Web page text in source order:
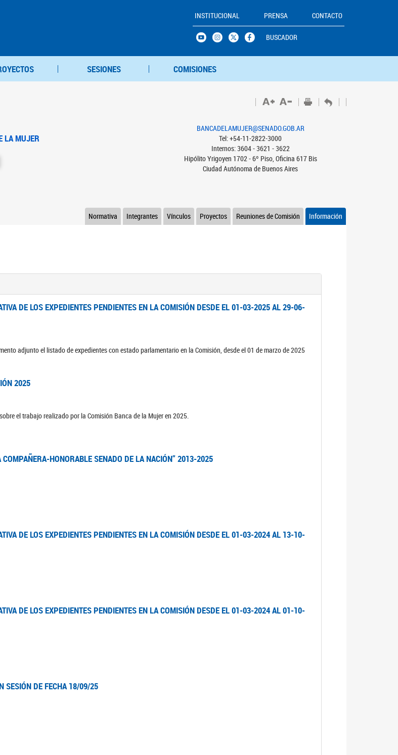
INSTITUCIONAL PRENSA CONTACTO
BUSCADOR
SESIONES COMISIONES
LA MUJER
BANCADELAMUJER@SENADO.GOB.AR
Tel: +54-11-2822-3000
Internos: 3604 - 3621 - 3622
Hipólito Yrigoyen 1702 - 6º Piso, Oficina 617 Bis
Ciudad Autónoma de Buenos Aires
Información
Reuniones de Comisión
Proyectos
Vínculos
Integrantes
Normativa
DE LOS EXPEDIENTES PENDIENTES EN LA COMISIÓN DESDE EL 01-03-2025 AL 29-06-
adjunto el listado de expedientes con estado parlamentario en la Comisión, desde el 01 de marzo de 2025
2025
el trabajo realizado por la Comisión Banca de la Mujer en 2025.
COMPAÑERA-HONORABLE SENADO DE LA NACIÓN” 2013-2025
DE LOS EXPEDIENTES PENDIENTES EN LA COMISIÓN DESDE EL 01-03-2024 AL 13-10-
DE LOS EXPEDIENTES PENDIENTES EN LA COMISIÓN DESDE EL 01-03-2024 AL 01-10-
SESIÓN DE FECHA 18/09/25